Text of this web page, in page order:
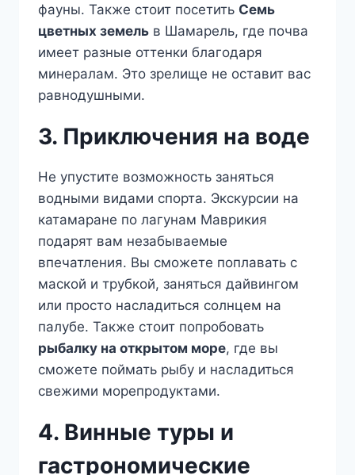
фауны. Также стоит посетить Семь
цветных земель в Шамарель, где почва
имеет разные оттенки благодаря
минералам. Это зрелище не оставит вас
равнодушными.
3. Приключения на воде
Не упустите возможность заняться
водными видами спорта. Экскурсии на
катамаране по лагунам Маврикия
подарят вам незабываемые
впечатления. Вы сможете поплавать с
маской и трубкой, заняться дайвингом
или просто насладиться солнцем на
палубе. Также стоит попробовать
рыбалку на открытом море, где вы
сможете поймать рыбу и насладиться
свежими морепродуктами.
4. Винные туры и
гастрономические